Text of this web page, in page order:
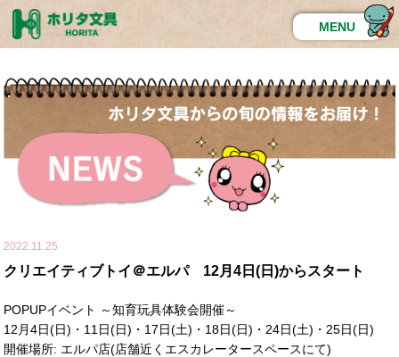
MENU
2022.11.25
クリエイティブトイ＠エルパ 12月4日(日)からスタート
POPUPイベント ～知育玩具体験会開催～
12月4日(日)・11日(日)・17日(土)・18日(日)・24日(土)・25日(日)
開催場所: エルパ店(店舗近くエスカレータースペースにて)